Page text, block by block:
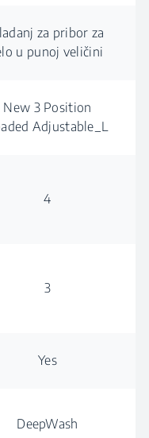
za pribor za
u punoj veličini
New 3 Position
Adjustable_L
4
3
Yes
DeepWash